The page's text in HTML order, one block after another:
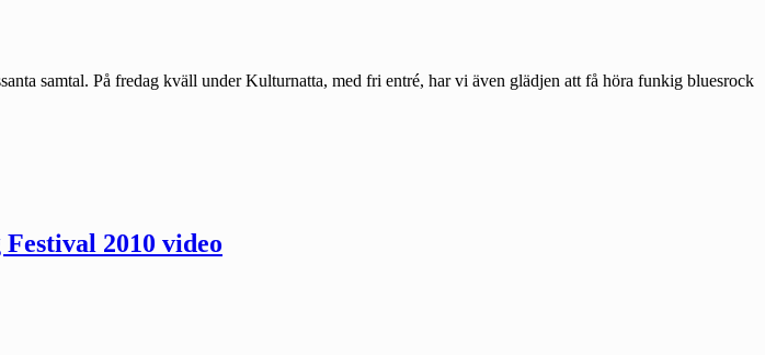
samtal. På fredag kväll under Kulturnatta, med fri entré, har vi även glädjen att få höra funkig bluesrock
2010 video